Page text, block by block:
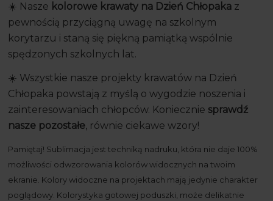
☀️ Nasze kolorowe krawaty na Dzień Chłopaka z
pewnością przyciągną uwagę na szkolnym
korytarzu i staną się piękną pamiątką wspólnie
spędzonych szkolnych lat.
☀️ Wszystkie nasze projekty krawatów na Dzień
Chłopaka powstają z myślą o wygodzie noszenia i
zainteresowaniach chłopców. Koniecznie sprawdź
nasze pozostałe, równie ciekawe wzory!
Pamiętaj! Sublimacja jest techniką nadruku, która nie daje 100%
możliwości odwzorowania kolorów widocznych na twoim
ekranie. Kolory widoczne na projektach mają jedynie charakter
poglądowy. Kolorystyka gotowej poduszki, może delikatnie